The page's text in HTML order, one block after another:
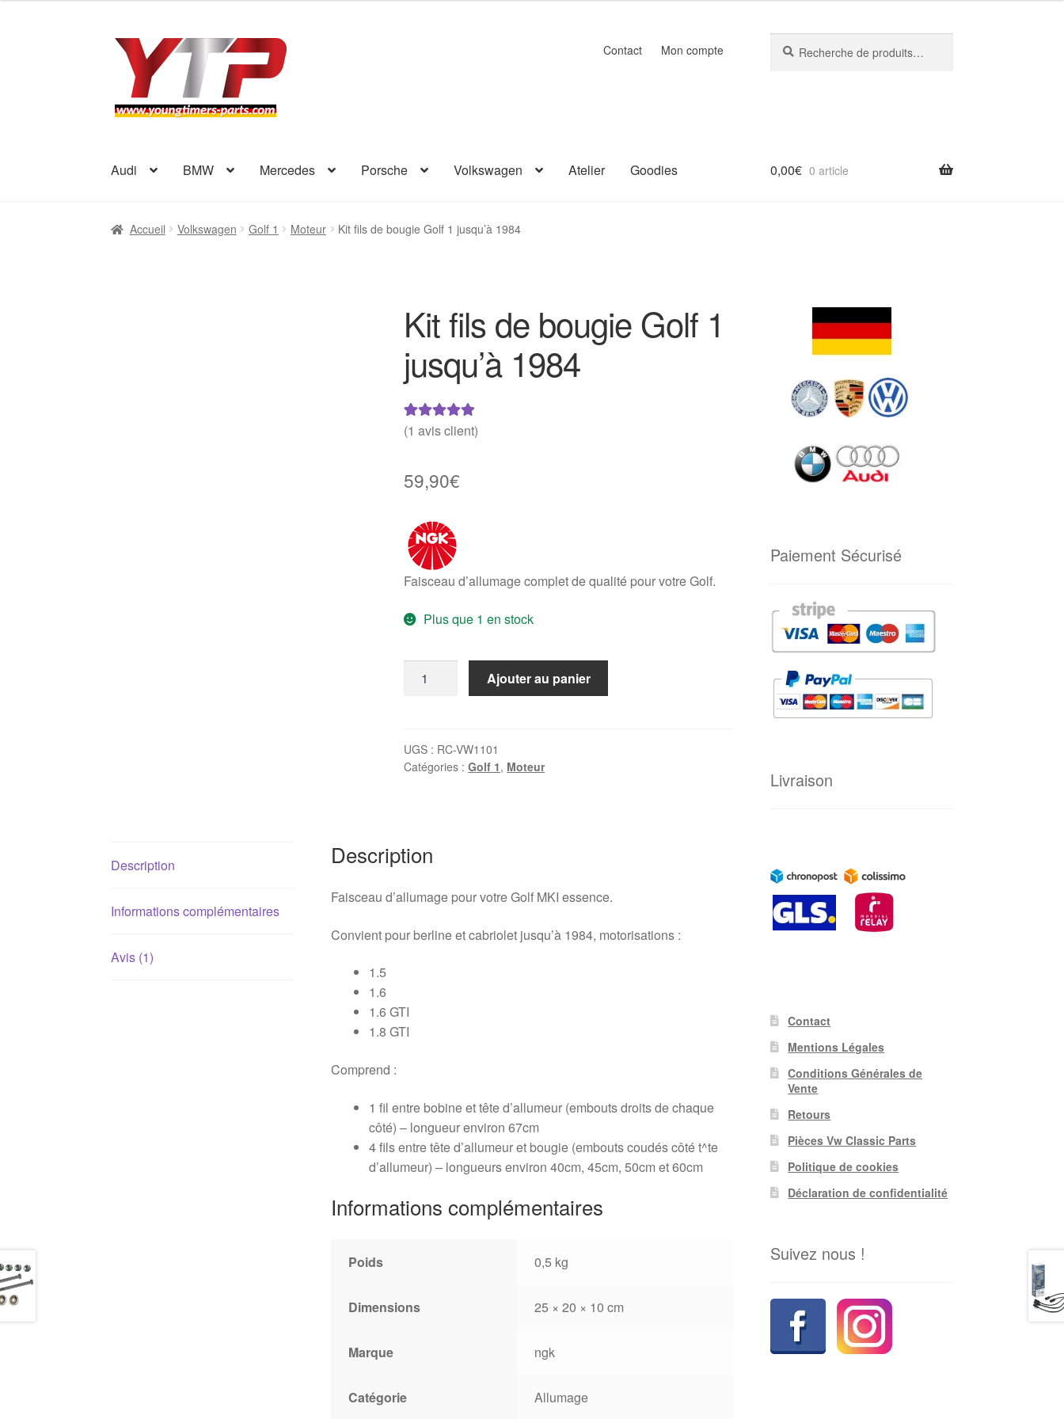
Aller
navigation
Aller
contenu
Contact Mon compte
pour :
Audi BMW Mercedes Porsche Volkswagen Atelier Goodies 0,00€ 0 article
Accueil Volkswagen Golf 1 Moteur Kit fils de bougie Golf 1 jusqu’à 1984
Kit fils de bougie Golf 1
jusqu’à 1984
Noté5.00sur
1
client
(1 avis client)
59,90€
Faisceau d’allumage complet de qualité pour votre Golf.
Plus que 1 en stock
de
bougie
1984
Ajouter au panier
UGS : RC-VW1101
Catégories :Golf 1, Moteur
Description
Informations complémentaires
Avis (1)
Description
Faisceau d’allumage pour votre Golf MKI essence.
Convient pour berline et cabriolet jusqu’à 1984, motorisations :
1.5
1.6
1.6 GTI
1.8 GTI
Comprend :
1 fil entre bobine et tête d’allumeur (embouts droits de chaque
côté) – longueur environ 67cm
4 fils entre tête d’allumeur et bougie (embouts coudés côté t^te
d’allumeur) – longueurs environ 40cm, 45cm, 50cm et 60cm
Informations complémentaires
Poids 0,5 kg
Dimensions 25 × 20 × 10 cm
Marque ngk
Catégorie Allumage
Paiement Sécurisé
Livraison
Contact
Mentions Légales
Conditions Générales de
Vente
Retours
Pièces Vw Classic Parts
Politique de cookies
Déclaration de confidentialité
Suivez nous !